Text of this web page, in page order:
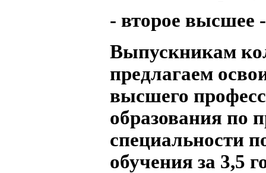
- второе высшее
Выпускникам
предлагаем
высшего
образования по
специальности
обучения за 3,5